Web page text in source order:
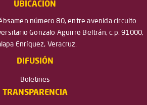
UBICACIÓN
número 80, entre avenida circuito
Gonzalo Aguirre Beltrán, c.p. 91000,
Enríquez, Veracruz.
DIFUSIÓN
Boletines
TRANSPARENCIA